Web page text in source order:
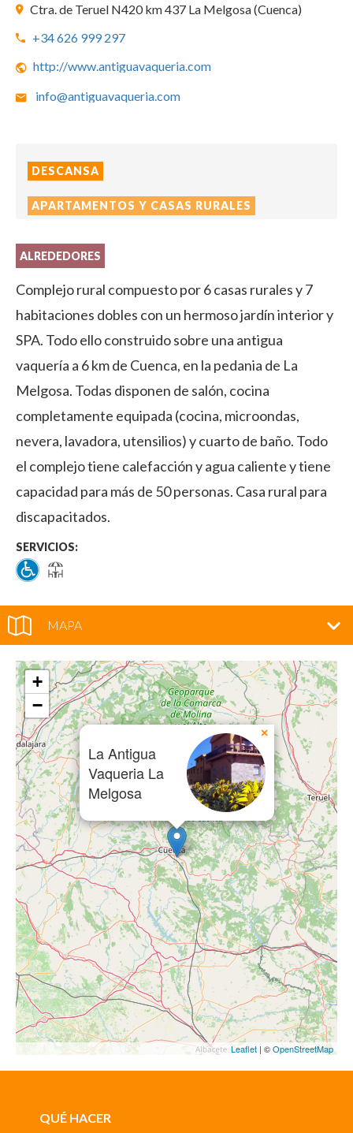
Ctra. de Teruel N420 km 437 La Melgosa (Cuenca)
+34 626 999 297
http://www.antiguavaqueria.com
info@antiguavaqueria.com
DESCANSA
APARTAMENTOS Y CASAS RURALES
ALREDEDORES
Complejo rural compuesto por 6 casas rurales y 7
habitaciones dobles con un hermoso jardín interior y
SPA. Todo ello construido sobre una antigua
vaquería a 6 km de Cuenca, en la pedania de La
Melgosa. Todas disponen de salón, cocina
completamente equipada (cocina, microondas,
nevera, lavadora, utensilios) y cuarto de baño. Todo
el complejo tiene calefacción y agua caliente y tiene
capacidad para más de 50 personas. Casa rural para
discapacitados.
SERVICIOS:
MAPA
La Antigua
Vaqueria La
Melgosa
×
+
−
Leaflet | ©OpenStreetMap
QUÉ HACER